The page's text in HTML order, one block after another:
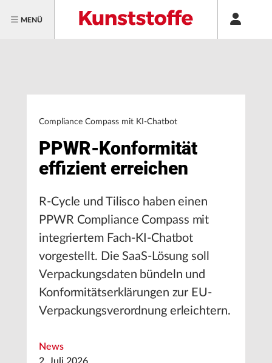
MENÜ
Compliance Compass mit KI-Chatbot
PPWR-Konformität
effizient erreichen
R-Cycle und Tilisco haben einen
PPWR Compliance Compass mit
integriertem Fach-KI-Chatbot
vorgestellt. Die SaaS-Lösung soll
Verpackungsdaten bündeln und
Konformitätserklärungen zur EU-
Verpackungsverordnung erleichtern.
News